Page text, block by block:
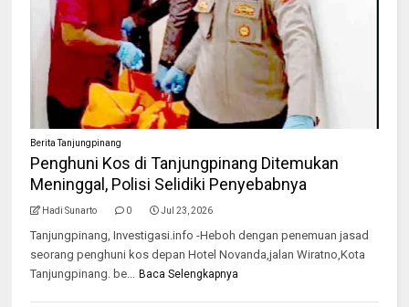
Berita Tanjungpinang
Penghuni Kos di Tanjungpinang Ditemukan
Meninggal, Polisi Selidiki Penyebabnya
Hadi Sunarto 0 Jul 23, 2026
Tanjungpinang, Investigasi.info -Heboh dengan penemuan jasad
seorang penghuni kos depan Hotel Novanda,jalan Wiratno,Kota
Tanjungpinang. be...
Baca Selengkapnya